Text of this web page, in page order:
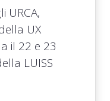
URCA,
UX
il 22 e 23
LUISS